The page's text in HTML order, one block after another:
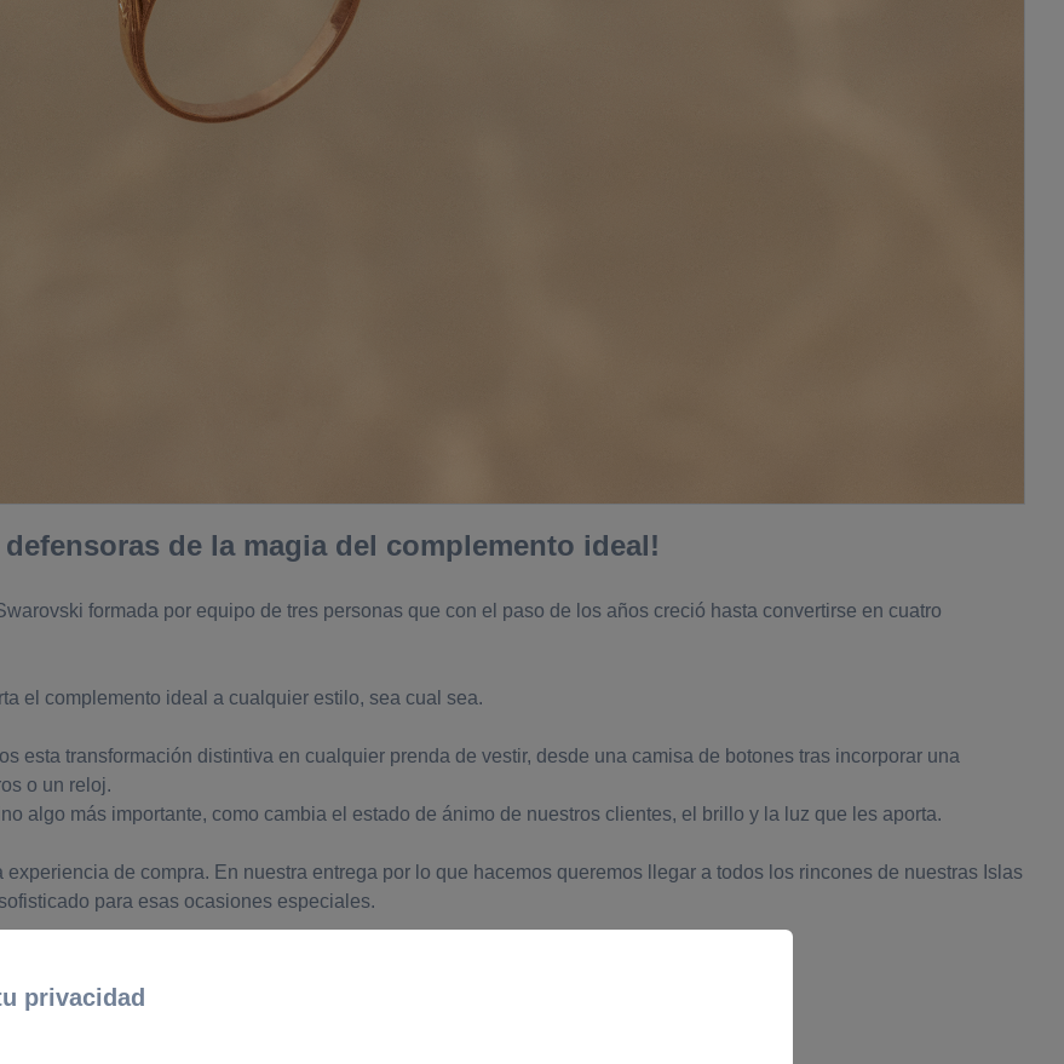
defensoras de la magia del complemento ideal!
formada por equipo de tres personas que con el paso de los años creció hasta convertirse en cuatro
el complemento ideal a cualquier estilo, sea cual sea.
esta transformación distintiva en cualquier prenda de vestir, desde una camisa de botones tras incorporar una
o un reloj.
algo más importante, como cambia el estado de ánimo de nuestros clientes, el brillo y la luz que les aporta.
de compra. En nuestra entrega por lo que hacemos queremos llegar a todos los rincones de nuestras Islas
para esas ocasiones especiales.
estamos encantadas de ayudar.
privacidad